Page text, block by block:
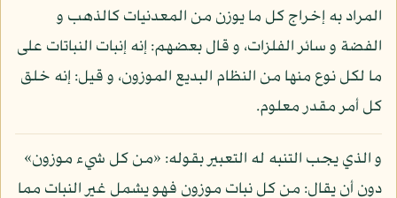
المراد به إخراج كل ما يوزن من المعدنيات كالذهب و
الفضة و سائر الفلزات، و قال بعضهم: إنه إنبات النباتات على
ما لكل نوع منها من النظام البديع الموزون، و قيل: إنه خلق
كل أمر مقدر معلوم.
و الذي يجب التنبه له التعبير بقوله: «من كل شيء موزون»
دون أن يقال: من كل نبات موزون فهو يشمل غير النبات مما